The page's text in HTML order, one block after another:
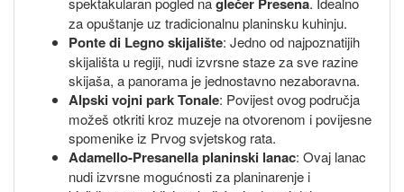
za opuštanje uz tradicionalnu planinsku kuhinju.
Ponte di Legno skijalište: Jedno od najpoznatijih
skijališta u regiji, nudi izvrsne staze za sve razine
skijaša, a panorama je jednostavno nezaboravna.
Alpski vojni park Tonale: Povijest ovog područja
možeš otkriti kroz muzeje na otvorenom i povijesne
spomenike iz Prvog svjetskog rata.
Adamello-Presanella planinski lanac: Ovaj lanac
nudi izvrsne mogućnosti za planinarenje i